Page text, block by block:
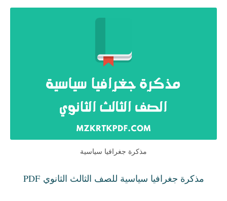
مذكرة جغرافيا سياسية
مذكرة جغرافيا سياسية للصف الثالث الثانوي PDF